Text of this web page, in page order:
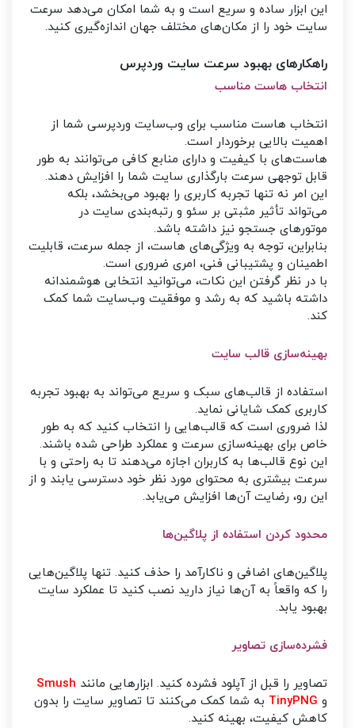
این ابزار ساده و سریع است و به شما امکان می‌دهد سرعت
سایت خود را از مکان‌های مختلف جهان اندازه‌گیری کنید.
راهکارهای بهبود سرعت سایت وردپرس
انتخاب هاست مناسب
انتخاب هاست مناسب برای وب‌سایت وردپرسی شما از
اهمیت بالایی برخوردار است.
هاست‌های با کیفیت و دارای منابع کافی می‌توانند به طور
قابل توجهی سرعت بارگذاری سایت شما را افزایش دهند.
این امر نه تنها تجربه کاربری را بهبود می‌بخشد، بلکه
می‌تواند تأثیر مثبتی بر سئو و رتبه‌بندی سایت در
موتورهای جستجو نیز داشته باشد.
بنابراین، توجه به ویژگی‌های هاست، از جمله سرعت، قابلیت
اطمینان و پشتیبانی فنی، امری ضروری است.
با در نظر گرفتن این نکات، می‌توانید انتخابی هوشمندانه
داشته باشید که به رشد و موفقیت وب‌سایت شما کمک
کند.
بهینه‌سازی قالب سایت
استفاده از قالب‌های سبک و سریع می‌تواند به بهبود تجربه
کاربری کمک شایانی نماید.
لذا ضروری است که قالب‌هایی را انتخاب کنید که به طور
خاص برای بهینه‌سازی سرعت و عملکرد طراحی شده باشند.
این نوع قالب‌ها به کاربران اجازه می‌دهند تا به راحتی و با
سرعت بیشتری به محتوای مورد نظر خود دسترسی یابند و از
این رو، رضایت آن‌ها افزایش می‌یابد.
محدود کردن استفاده از پلاگین‌ها
پلاگین‌های اضافی و ناکارآمد را حذف کنید. تنها پلاگین‌هایی
را که واقعاً به آن‌ها نیاز دارید نصب کنید تا عملکرد سایت
بهبود یابد.
فشرده‌سازی تصاویر
تصاویر را قبل از آپلود فشرده کنید. ابزارهایی مانند Smush
و TinyPNG به شما کمک می‌کنند تا تصاویر سایت را بدون
کاهش کیفیت، بهینه کنید.